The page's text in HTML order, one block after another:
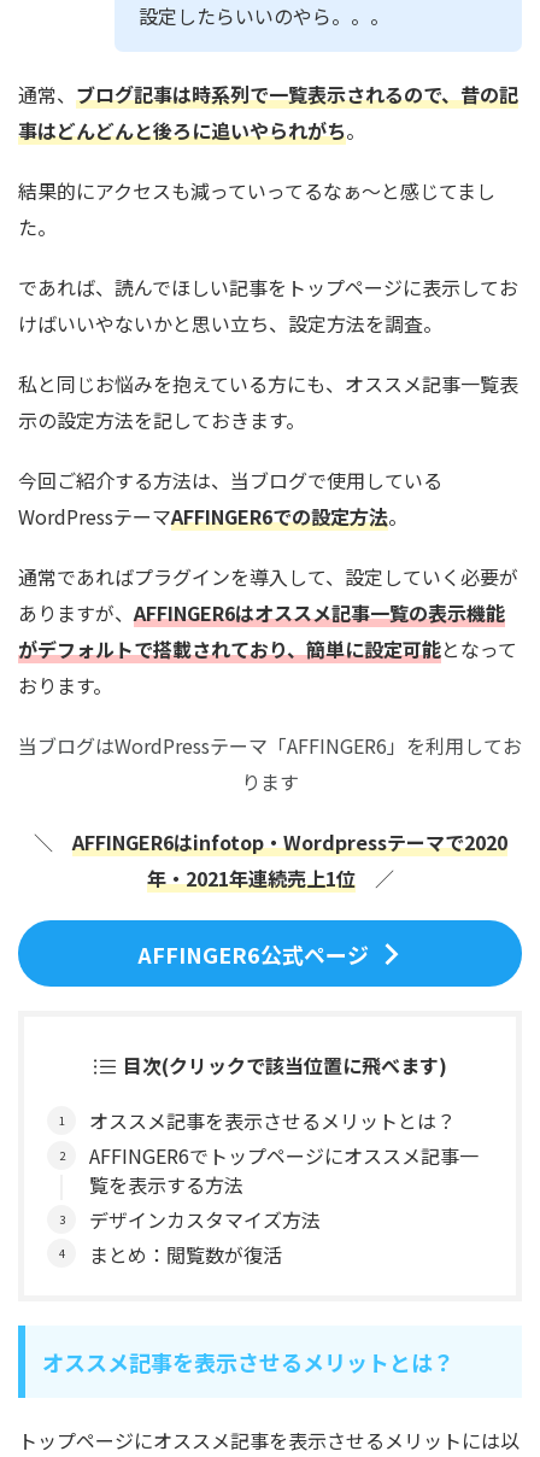
設定したらいいのやら。。。
通常、 ブログ記事は時系列で一覧表示されるので、昔の記
事はどんどんと後ろに追いやられがち。
結果的にアクセスも減っていってるなぁ～と感じてまし
た。
であれば、読んでほしい記事をトップページに表示してお
けばいいやないかと思い立ち、設定方法を調査。
私と同じお悩みを抱えている方にも、オススメ記事一覧表
示の設定方法を記しておきます。
今回ご紹介する方法は、当ブログで使用している
WordPressテーマAFFINGER6での設定方法。
通常であればプラグインを導入して、設定していく必要が
ありますが、AFFINGER6はオススメ記事一覧の表示機能
がデフォルトで搭載されており、簡単に設定可能となって
おります。
当ブログはWordPressテーマ「AFFINGER6」を利用してお
ります
＼AFFINGER6はinfotop・Wordpressテーマで2020
年・2021年連続売上1位／
AFFINGER6公式ページ
目次(クリックで該当位置に飛べます)
オススメ記事を表示させるメリットとは？
AFFINGER6でトップページにオススメ記事一
覧を表示する方法
デザインカスタマイズ方法
まとめ：閲覧数が復活
オススメ記事を表示させるメリットとは？
トップページにオススメ記事を表示させるメリットには以